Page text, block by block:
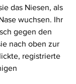
das Niesen, als
wuchsen. Ihr
gegen den
nach oben zur
registrierte